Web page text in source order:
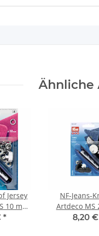
Ähnliche
Jersey
10 mm
*
NF-Jeans-
Artdeco MS
alteisen
8,20 €